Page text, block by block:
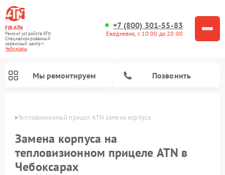
FIX-ATN
Ремонт устройств ATN
Специализированный
cервисный центр г.
Чебоксары
+7 (800) 301-55-83
Ежедневно, с 10:00 до 20:00
Мы ремонтируем Позвонить
Тепловизионный прицел ATN замена корпуса
Замена корпуса на
тепловизионном прицеле ATN в
Чебоксарах